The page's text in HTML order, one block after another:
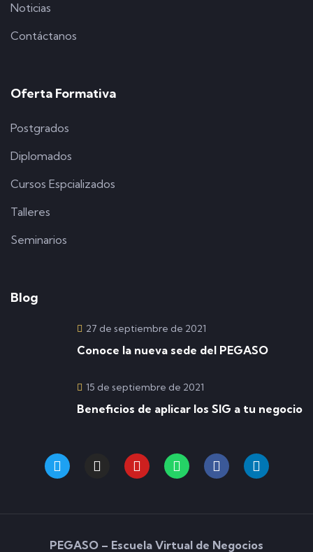
Noticias
Contáctanos
Oferta Formativa
Postgrados
Diplomados
Cursos Espcializados
Talleres
Seminarios
Blog
27 de septiembre de 2021
Conoce la nueva sede del PEGASO
15 de septiembre de 2021
Beneficios de aplicar los SIG a tu negocio
PEGASO – Escuela Virtual de Negocios